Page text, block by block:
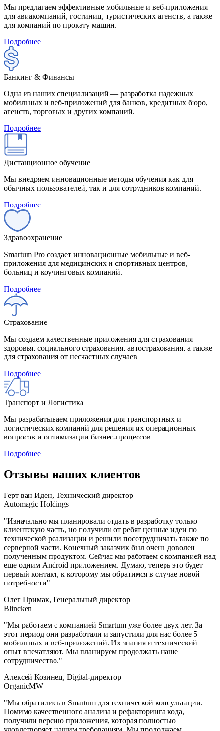
Мы предлагаем эффективные мобильные и веб-приложения
для авиакомпаний, гостиниц, туристических агенств, а также
для компаний по прокату машин.
Подробнее
Банкинг & Финансы
Одна из наших специализаций — разработка надежных
мобильных и веб-приложений для банков, кредитных бюро,
агенств, торговых и других компаний.
Подробнее
Дистанционное обучение
Мы внедряем инновационные методы обучения как для
обычных пользователей, так и для сотрудников компаний.
Подробнее
Здравоохранение
Smartum Pro создает инновационные мобильные и веб-
приложения для медицинских и спортивных центров,
больниц и коучинговых компаний.
Подробнее
Страхование
Мы создаем качественные приложения для страхования
здоровья, социального страхования, автострахования, а также
для страхования от несчастных случаев.
Подробнее
Транспорт и Логистика
Мы разрабатываем приложения для транспортных и
логистических компаний для решения их операционных
вопросов и оптимизации бизнес-процессов.
Подробнее
Отзывы наших клиентов
Герт ван Иден, Технический директор
Automagic Holdings
"Изначально мы планировали отдать в разработку только
клиентскую часть, но получили от ребят ценные идеи по
технической реализации и решили посотрудничать также по
серверной части. Конечный заказчик был очень доволен
полученным продуктом. Сейчас мы работаем с компанией над
еще одним Android приложением. Думаю, теперь это будет
первый контакт, к которому мы обратимся в случае новой
потребности".
Олег Примак, Генеральный директор
Blincken
"Мы работаем с компанией Smartum уже более двух лет. За
этот период они разработали и запустили для нас более 5
мобильных и веб-приложений. Их знания и технический
опыт впечатляют. Мы планируем продолжать наше
сотрудничество."
Алексей Козинец, Digital-директор
OrganicMW
"Мы обратились в Smartum для технической консультации.
Помимо качественного анализа и рефакторинга кода,
получили версию приложения, которая полностью
удовлетворяет нашим требованиям. Мы продолжаем